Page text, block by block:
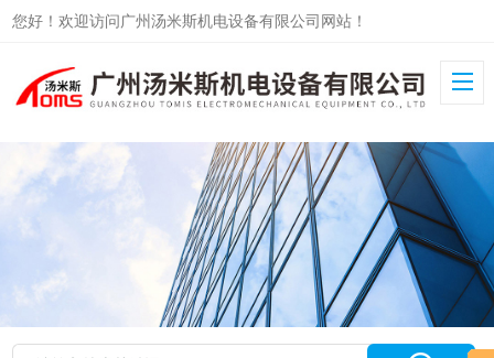
您好！欢迎访问广州汤米斯机电设备有限公司网站！